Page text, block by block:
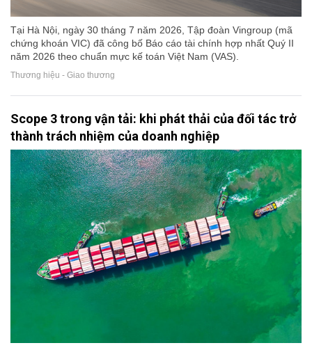
Tại Hà Nội, ngày 30 tháng 7 năm 2026, Tập đoàn Vingroup (mã
chứng khoán VIC) đã công bố Báo cáo tài chính hợp nhất Quý II
năm 2026 theo chuẩn mực kế toán Việt Nam (VAS).
Thương hiệu - Giao thương
Scope 3 trong vận tải: khi phát thải của đối tác trở
thành trách nhiệm của doanh nghiệp